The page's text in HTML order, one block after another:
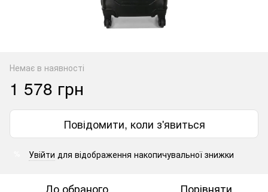
Немає в наявності
1 578 грн
Повідомити, коли з'явиться
Увійти для відображення накопичувальної знижки
До обраного Порівняти